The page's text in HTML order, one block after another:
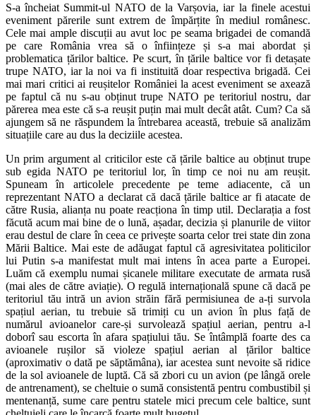
S-a încheiat Summit-ul NATO de la Varșovia, iar la finele acestui
eveniment părerile sunt extrem de împărțite în mediul românesc.
Cele mai ample discuții au avut loc pe seama brigadei de comandă
pe care România vrea să o înființeze și s-a mai abordat și
problematica țărilor baltice. Pe scurt, în țările baltice vor fi detașate
trupe NATO, iar la noi va fi instituită doar respectiva brigadă. Cei
mai mari critici ai reușitelor României la acest eveniment se axează
pe faptul că nu s-au obținut trupe NATO pe teritoriul nostru, dar
părerea mea este că s-a reușit puțin mai mult decât atât. Cum? Ca să
ajungem să ne răspundem la întrebarea această, trebuie să analizăm
situațiile care au dus la deciziile acestea.
Un prim argument al criticilor este că țările baltice au obținut trupe
sub egida NATO pe teritoriul lor, în timp ce noi nu am reușit.
Spuneam în articolele precedente pe teme adiacente, că un
reprezentant NATO a declarat că dacă țările baltice ar fi atacate de
către Rusia, alianța nu poate reacționa în timp util. Declarația a fost
făcută acum mai bine de o lună, așadar, decizia și planurile de viitor
erau destul de clare în ceea ce privește soarta celor trei state din zona
Mării Baltice. Mai este de adăugat faptul că agresivitatea politicilor
lui Putin s-a manifestat mult mai intens în acea parte a Europei.
Luăm că exemplu numai șicanele militare executate de armata rusă
(mai ales de către aviație). O regulă internațională spune că dacă pe
teritoriul tău intră un avion străin fără permisiunea de a-ți survola
spațiul aerian, tu trebuie să trimiți cu un avion în plus față de
numărul avioanelor care-și survolează spațiul aerian, pentru a-l
doborî sau escorta în afara spațiului tău. Se întâmplă foarte des ca
avioanele rușilor să violeze spațiul aerian al țărilor baltice
(aproximativ o dată pe săptămâna), iar acestea sunt nevoite să ridice
de la sol avioanele de luptă. Că să zbori cu un avion (pe lângă orele
de antrenament), se cheltuie o sumă consistentă pentru combustibil și
mentenanță, sume care pentru statele mici precum cele baltice, sunt